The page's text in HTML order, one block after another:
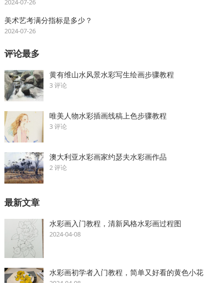
美术艺考满分指标是多少？
2024-07-26
评论最多
黄有维山水风景水彩写生绘画步骤教程
3 评论
唯美人物水彩插画线稿上色步骤教程
3 评论
澳大利亚水彩画家约瑟夫水彩画作品
2 评论
最新文章
水彩画入门教程，清新风格水彩画过程图
2024-04-08
水彩画初学者入门教程，简单又好看的黄色小花